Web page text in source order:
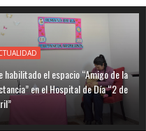
habilitado el espacio “Amigo de la
en el Hospital de Día “2 de